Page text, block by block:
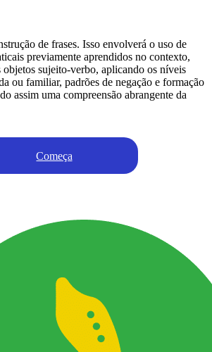
de frases. Isso envolverá o uso de
previamente aprendidos no contexto,
sujeito-verbo, aplicando os níveis
ou familiar, padrões de negação e formação
assim uma compreensão abrangente da
Começa